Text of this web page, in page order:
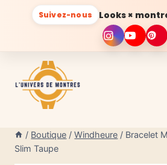
Suivez-nous Looks ×
contenu
/ Boutique / Windheure / Bracelet
Slim Taupe